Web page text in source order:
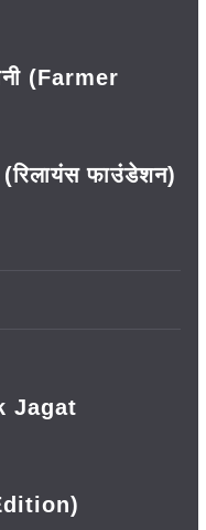
(Farmer
फाउंडेशन)
Jagat